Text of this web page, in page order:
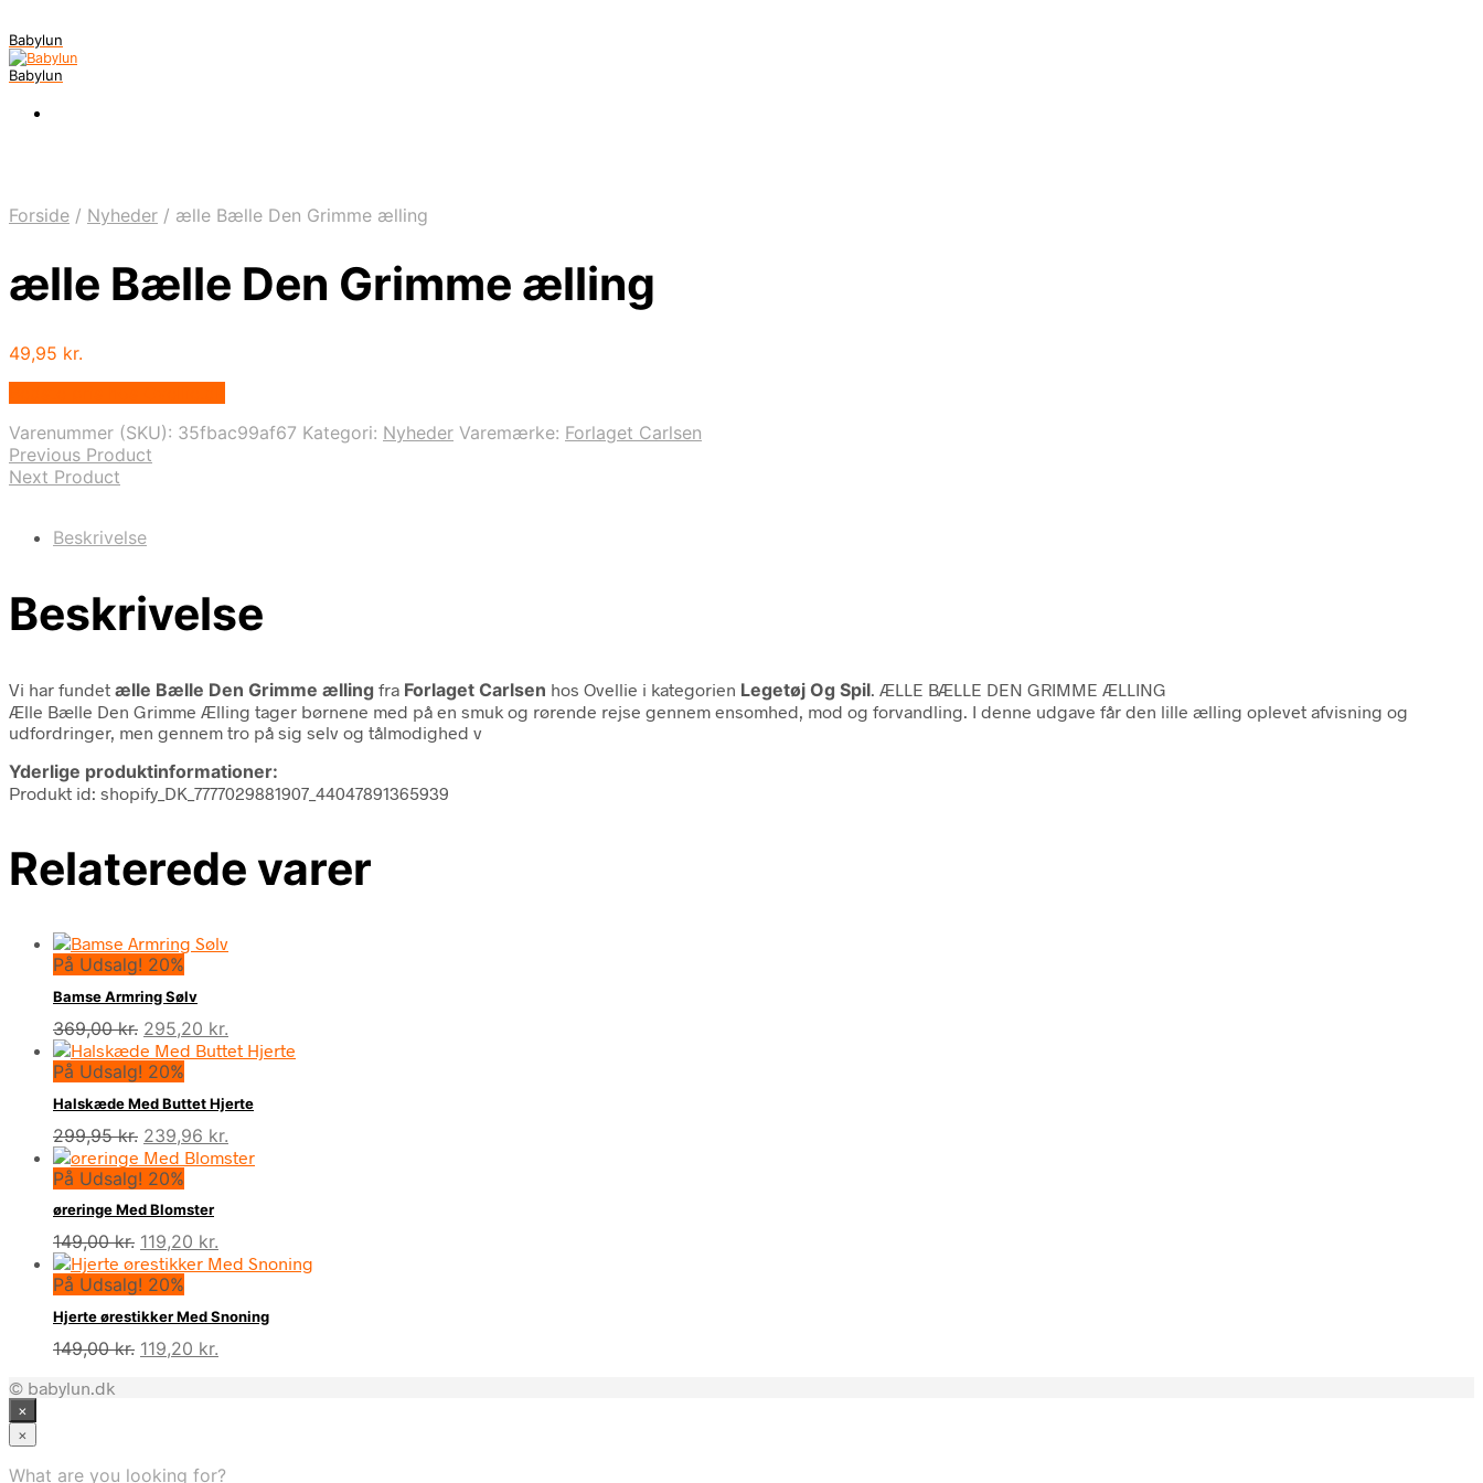
Babylun
Babylun
Forside / Nyheder / ælle Bælle Den Grimme ælling
ælle Bælle Den Grimme ælling
49,95 kr.
Varenummer (SKU): 35fbac99af67 Kategori: Nyheder Varemærke: Forlaget Carlsen
Previous Product
Next Product
Beskrivelse
Beskrivelse
Vi har fundet ælle Bælle Den Grimme ælling fra Forlaget Carlsen hos Ovellie i kategorien Legetøj Og Spil . ÆLLE BÆLLE DEN GRIMME ÆLLING
Ælle Bælle Den Grimme Ælling tager børnene med på en smuk og rørende rejse gennem ensomhed, mod og forvandling. I denne udgave får den lille ælling oplevet afvisning og
udfordringer, men gennem tro på sig selv og tålmodighed v
Yderlige produktinformationer:
Produkt id: shopify_DK_7777029881907_44047891365939
Relaterede varer
På Udsalg! 20%
Bamse Armring Sølv
369,00kr. Den
oprindelige
pris
var:
369,00 kr..
295,20 kr.
aktuelle
er:
295,20 kr..
På Udsalg! 20%
Halskæde Med Buttet Hjerte
299,95kr. Den
oprindelige
pris
var:
299,95 kr..
239,96 kr.
aktuelle
På Udsalg! 20%
øreringe Med Blomster
149,00kr. Den
oprindelige
pris
var:
149,00 kr..
119,20 kr.
aktuelle
er:
119,20 kr..
På Udsalg! 20%
Hjerte ørestikker Med Snoning
149,00kr. Den
119,20 kr.
© babylun.dk
×
×
What are you looking for?